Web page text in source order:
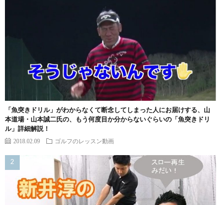
「魚突きドリル」がわからなくて断念してしまった人にお届けする、山
本道場・山本誠二氏の、もう何度目か分からないぐらいの「魚突きドリ
ル」詳細解説！
2018.02.09 ゴルフのレッスン動画